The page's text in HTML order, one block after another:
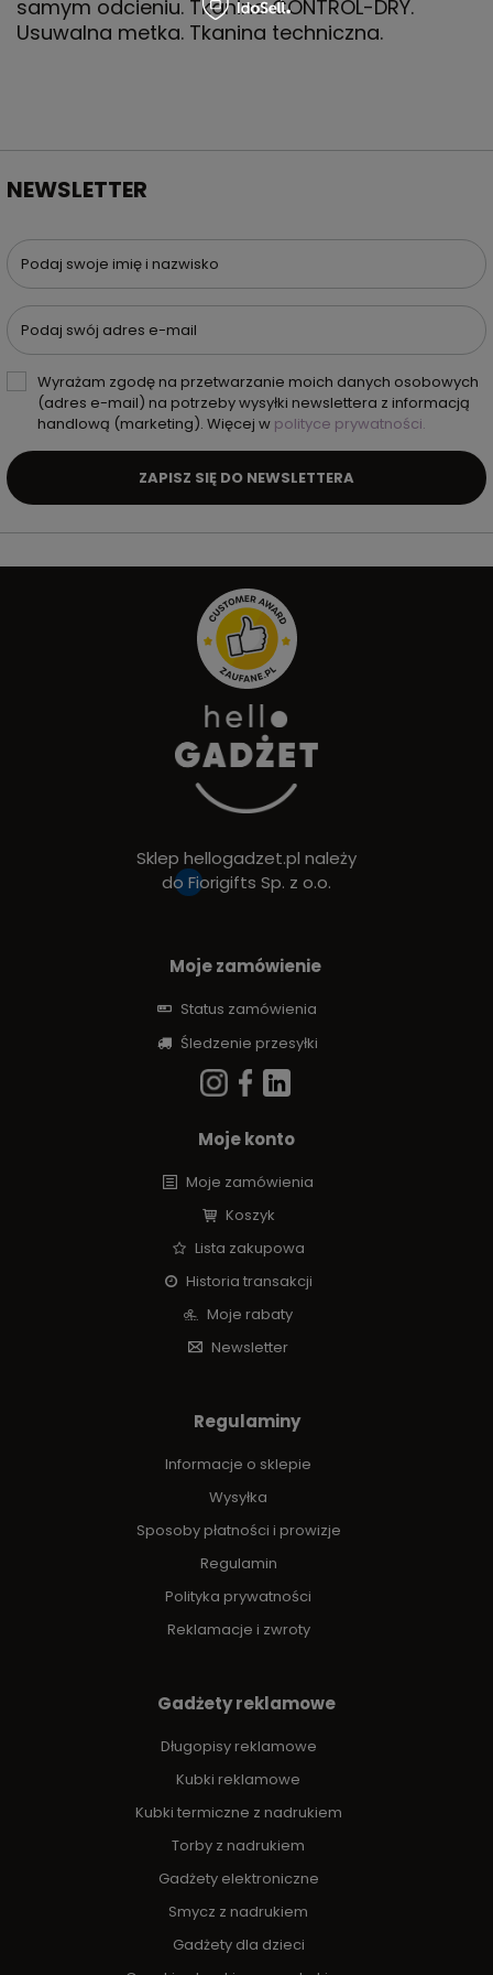
samym odcieniu. Tkanina CONTROL-DRY.
Usuwalna metka. Tkanina techniczna.
NEWSLETTER
Podaj swoje imię i nazwisko
Podaj swój adres e-mail
Wyrażam zgodę na przetwarzanie moich danych osobowych
(adres e-mail) na potrzeby wysyłki newslettera z informacją
handlową (marketing). Więcej w polityce prywatności.
ZAPISZ SIĘ DO NEWSLETTERA
Sklep hellogadzet.pl należy
do Fiorigifts Sp. z o.o.
Moje zamówienie
Status zamówienia
Śledzenie przesyłki
Moje konto
Moje zamówienia
Koszyk
Lista zakupowa
Historia transakcji
Moje rabaty
Newsletter
Regulaminy
Informacje o sklepie
Wysyłka
Sposoby płatności i prowizje
Regulamin
Polityka prywatności
Reklamacje i zwroty
Gadżety reklamowe
Długopisy reklamowe
Kubki reklamowe
Kubki termiczne z nadrukiem
Torby z nadrukiem
Gadżety elektroniczne
Smycz z nadrukiem
Gadżety dla dzieci